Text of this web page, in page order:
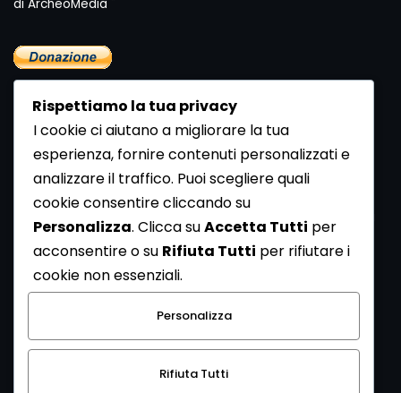
di ArcheoMedia "
Newsletter
Se vuoi ricevere la Rivista gratuita di archeologia realizzata
dalla Redazione di ArcheoMedia iscriviti alla nostra
Newsletter [Clicca Qui]
Con l'invio del messaggio l'utente dichiara di aver letto
l’informativa sulla privacy e di acconsentire al trattamento
dei propri dati personali.
Rispettiamo la tua privacy
I cookie ci aiutano a migliorare la tua
esperienza, fornire contenuti personalizzati e
analizzare il traffico. Puoi scegliere quali
cookie consentire cliccando su
Personalizza. Clicca suAccetta Tutti per
acconsentire o su Rifiuta Tutti per rifiutare i
cookie non essenziali.
Personalizza
Rifiuta Tutti